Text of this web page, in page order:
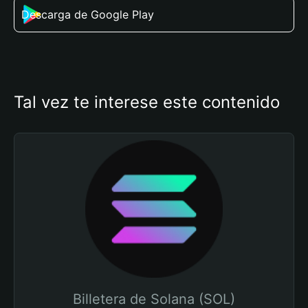
Descarga de Google Play
Tal vez te interese este contenido
Billetera de Solana (SOL)